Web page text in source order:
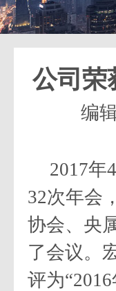
公司荣
编
2017年4
32次年会
协会、央
了会议。
评为“2016